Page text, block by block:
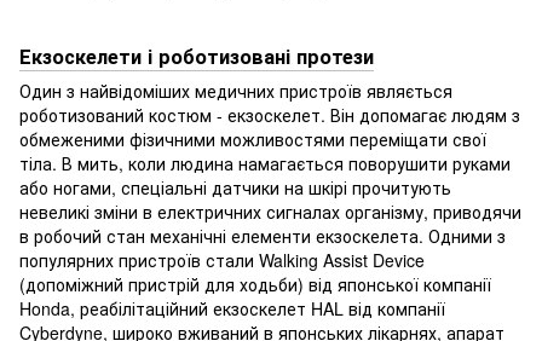
Екзоскелети і роботизовані протези
Один з найвідоміших медичних пристроїв являється
роботизований костюм - екзоскелет. Він допомагає людям з
обмеженими фізичними можливостями переміщати свої
тіла. В мить, коли людина намагається поворушити руками
або ногами, спеціальні датчики на шкірі прочитують
невеликі зміни в електричних сигналах організму, приводячи
в робочий стан механічні елементи екзоскелета. Одними з
популярних пристроїв стали Walking Assist Device
(допоміжний пристрій для ходьби) від японської компанії
Honda, реабілітаційний екзоскелет HAL від компанії
Cyberdyne, широко вживаний в японських лікарнях, апарат